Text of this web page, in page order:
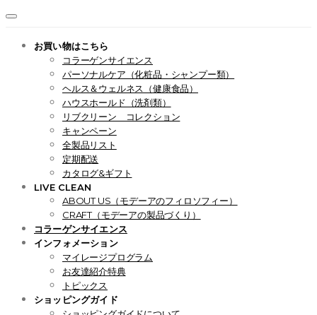
お買い物はこちら
コラーゲンサイエンス
パーソナルケア（化粧品・シャンプー類）
ヘルス＆ウェルネス（健康食品）
ハウスホールド（洗剤類）
リブクリーン コレクション
キャンペーン
全製品リスト
定期配送
カタログ&ギフト
LIVE CLEAN
ABOUT US（モデーアのフィロソフィー）
CRAFT（モデーアの製品づくり）
コラーゲンサイエンス
インフォメーション
マイレージプログラム
お友達紹介特典
トピックス
ショッピングガイド